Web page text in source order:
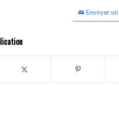
Envoyer